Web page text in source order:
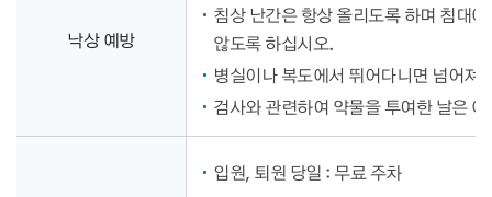
낙상 예방
침상 난간은 항상 올리도록 하며 침대
않도록 하십시오.
병실이나 복도에서 뛰어다니면 넘어져
검사와 관련하여 약물을 투여한 날은
입원, 퇴원 당일 : 무료 주차